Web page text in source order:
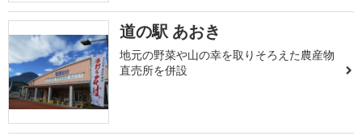
道の駅 あおき
地元の野菜や山の幸を取りそろえた農産物
直売所を併設